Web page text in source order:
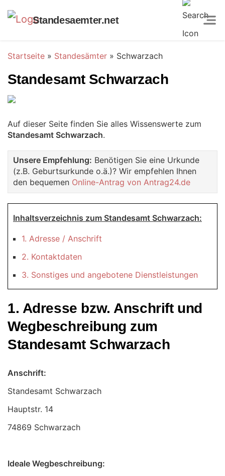
Standesaemter.net
Startseite » Standesämter » Schwarzach
Standesamt Schwarzach
Auf dieser Seite finden Sie alles Wissenswerte zum
Standesamt Schwarzach.
Unsere Empfehlung: Benötigen Sie eine Urkunde
(z.B. Geburtsurkunde o.ä.)? Wir empfehlen Ihnen
den bequemen Online-Antrag von Antrag24.de
Inhaltsverzeichnis zum Standesamt Schwarzach:
1. Adresse / Anschrift
2. Kontaktdaten
3. Sonstiges und angebotene Dienstleistungen
1. Adresse bzw. Anschrift und
Wegbeschreibung zum
Standesamt Schwarzach
Anschrift:
Standesamt Schwarzach
74869 Schwarzach
Ideale Wegbeschreibung: